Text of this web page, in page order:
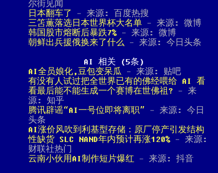
尔街见闻
日本翻车了
- 来源: 百度热搜
三笘薫落选日本世界杯大名单 - 来源: 微博
韩国股市熔断后暴跌7% - 来源: 微博
朝鲜出兵援俄换来了什么 - 来源: 今日头条
AI 相关 (5条)
AI全员娘化,豆包变呆瓜 - 来源: 贴吧
有没有人试过把全世界已有的佛经喂给 AI 看
看最后能不能生成一个赛博在世佛祖? - 来
源: 知乎
腾讯辟谣“AI一号位即将离职” - 来源: 今日
头条
AI涨价风吹到利基型存储：原厂停产引发结构
性缺货 SLC NAND年内预计再涨120% - 来源:
财联社热门
云南小伙用AI制作短片爆红 - 来源: 抖音